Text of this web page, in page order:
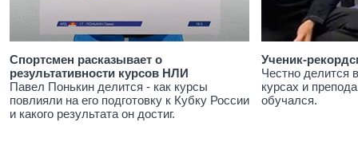
Спортсмен расказывает о
результативности курсов НЛИ
Павел Понькин делится - как курсы
повлияли на его подготовку к Кубку России
и какого результата он достиг.
Ученик-
Честно делится
курсах и
обучался.